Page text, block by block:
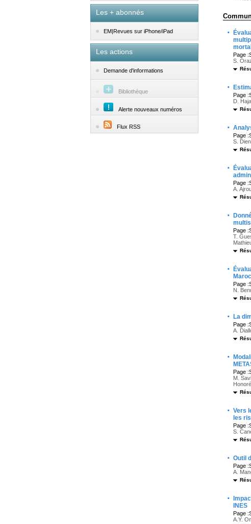
Les + abonnés
EM|Revues sur iPhone/iPad
Les actions
Demande d'informations
Bibliothèque
Alerte nouveaux numéros
Flux RSS
·
Page
S.
·
Page
D.
·
Page
S.
·
Page
A.
·
Page
T.
·
Maroc
Page
N.
· La
Page
A.
·
Page
M.
· Vers
les
Page
S.
· Outil
Page
A.
·
INES
Page
A.Y.